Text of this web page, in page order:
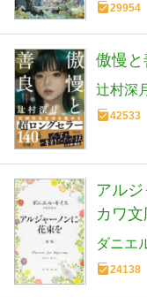
29954
傲慢
辻村深
42533
アル
カワ
ダニエ
24138